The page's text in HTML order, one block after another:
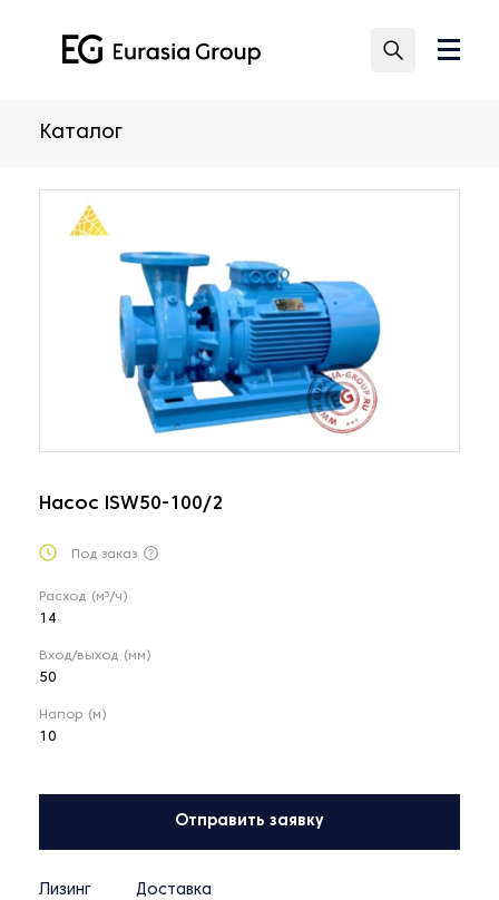
Каталог
Насос ISW50-100/2
Под заказ
Расход (м³/ч)
14
Вход/выход (мм)
50
Напор (м)
10
Отправить заявку
Лизинг Доставка